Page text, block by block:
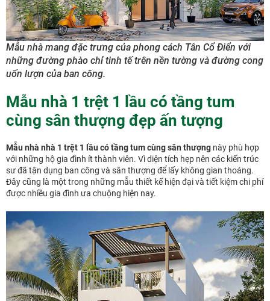
Mẫu nhà mang đặc trưng của phong cách Tân Cổ Điển với
những đường phào chỉ tinh tế trên nền tường và đường cong
uốn lượn của ban công.
Mẫu nhà 1 trệt 1 lầu có tầng tum
cùng sân thượng đẹp ấn tượng
Mẫu nhà nhà 1 trệt 1 lầu có tầng tum cùng sân thượng này phù hợp
với những hộ gia đình ít thành viên. Vì diện tích hẹp nên các kiến trúc
sư đã tận dụng ban công và sân thượng để lấy không gian thoáng.
Đây cũng là một trong những mẫu thiết kế hiện đại và tiết kiệm chi phí
được nhiều gia đình ưa chuộng hiện nay.